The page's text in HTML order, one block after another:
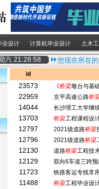
业设计 计算机毕业设计 土木
六 21:28:58
您现在所在
id
23573 《桥梁墩台与基
22959 京平高速公路桥
14044 长沙理工大学继
13703 桥梁工程课程设
12797 2021级道路桥梁
12796 2021级道路桥梁
12130 道路桥梁工程技
12129 双向6车道三跨
11723 铁路客运专线常
11488 桥梁工程毕业设